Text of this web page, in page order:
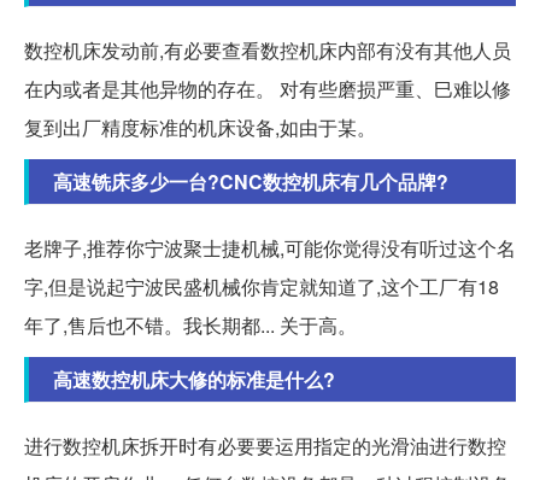
数控机床发动前,有必要查看数控机床内部有没有其他人员
在内或者是其他异物的存在。 对有些磨损严重、巳难以修
复到出厂精度标准的机床设备,如由于某。
高速铣床多少一台?CNC数控机床有几个品牌?
老牌子,推荐你宁波聚士捷机械,可能你觉得没有听过这个名
字,但是说起宁波民盛机械你肯定就知道了,这个工厂有18
年了,售后也不错。我长期都... 关于高。
高速数控机床大修的标准是什么?
进行数控机床拆开时有必要要运用指定的光滑油进行数控